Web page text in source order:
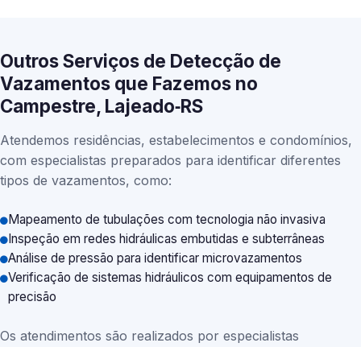
Outros Serviços de Detecção de
Vazamentos que Fazemos no
Campestre, Lajeado‑RS
Atendemos residências, estabelecimentos e condomínios,
com especialistas preparados para identificar diferentes
tipos de vazamentos, como:
Mapeamento de tubulações com tecnologia não invasiva
Inspeção em redes hidráulicas embutidas e subterrâneas
Análise de pressão para identificar microvazamentos
Verificação de sistemas hidráulicos com equipamentos de
precisão
Os atendimentos são realizados por especialistas